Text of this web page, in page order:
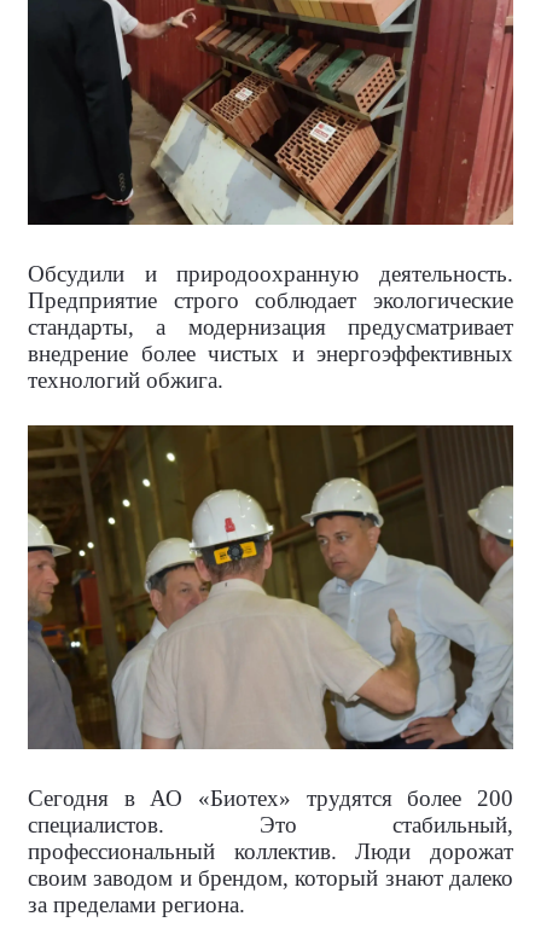
Обсудили и природоохранную деятельность.
Предприятие строго соблюдает экологические
стандарты, а модернизация предусматривает
внедрение более чистых и энергоэффективных
технологий обжига.
Сегодня в АО «Биотех» трудятся более 200
специалистов. Это стабильный,
профессиональный коллектив. Люди дорожат
своим заводом и брендом, который знают далеко
за пределами региона.